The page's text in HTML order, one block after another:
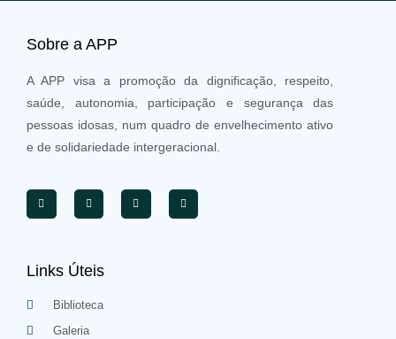
Sobre a APP
A APP visa a promoção da dignificação, respeito,
saúde, autonomia, participação e segurança das
pessoas idosas, num quadro de envelhecimento ativo
e de solidariedade intergeracional.
Links Úteis
Biblioteca
Galeria